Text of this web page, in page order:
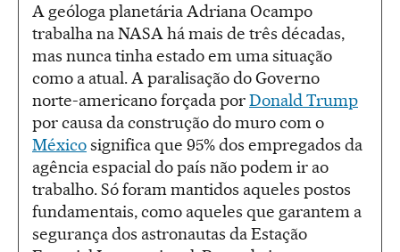
A geóloga planetária Adriana Ocampo
trabalha na NASA há mais de três décadas,
mas nunca tinha estado em uma situação
como a atual. A paralisação do Governo
norte-americano forçada porDonald Trump
por causa da construção do muro com o
Méxicosignifica que 95% dos empregados da
agência espacial do país não podem ir ao
trabalho. Só foram mantidos aqueles postos
fundamentais, como aqueles que garantem a
segurança dos astronautas da Estação